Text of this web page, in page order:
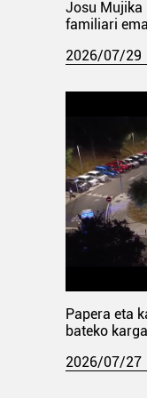
Josu Mujika
familiari
2026/07/29
Papera eta
bateko
2026/07/27